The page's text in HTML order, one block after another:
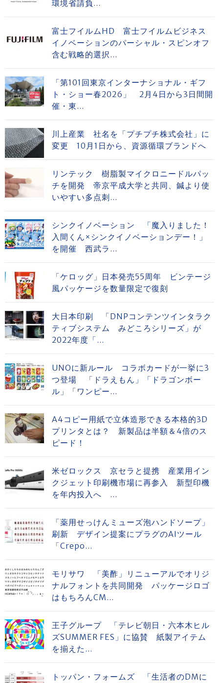
環境省請負...
富士フイルムHD 富士フイルムビジネス
イノベーションのパーシャル・スピンオフ
含む戦略的選択...
「第101回東京インターナショナル・ギフ
ト・ショー春2026」 2月4日から3日間開
催・東...
川上産業 社名を「プチプチ株式会社」に
変更 10月1日から、資源循環ブランドへ
リンテック 樹脂製マイクロニードルパッ
チを開発 帝京平成大学と共同、鍼より使
いやすい多点刺...
シンクイノベーション 「魔入りました！
入間くん×シンクイノベーションデー！」
を開催 西武ラ...
「ケロッグ」日本発売55周年 ビンテージ
風パッケージを数量限定で復刻
大日本印刷 「DNPコンテンツインタラク
ティブシステム みどころシリーズ」が
2022年度「...
UNOに新ルール コラボカードが一挙に3
つ登場 「ドラえもん」「ドラゴンボー
ル」「ワンピー...
A4コピー用紙で立体造形できる本格的3D
プリンタとは？ 新製品は半額＆4倍のス
ピード！
米ゼロックス 京セラと提携 産業用イン
クジェット印刷機市場に再参入 新型印機
を年内投入へ ...
「薬用せっけんミューズ泡ハンドソープ」
刷新 デザイン提案にプラグのAIツール
「Crepo...
モリサワ 「美酢」リニューアルでオリジ
ナルフォントを共同開発 パッケージロゴ
はもちろんCM...
王子グループ 「テレビ朝日・六本木ヒル
ズSUMMER FES」に協賛 紙製アイテム
を揃えた...
トッパン・フォームズ 「生活者のDMに